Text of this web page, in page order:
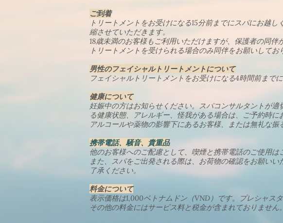
ご到着
トリートメントをお受けになる15分前までにスパにお越
縮させていただきます。
18歳未満のお客様もご利用いただけますが、保護者の同
トリートメントを受けられる場合のみ同伴をお願いして
男性のフェイシャルトリートメントについて
フェイシャルトリートメントをお受けになる4時間前まで
健康について
妊娠中の方はお知らせください。スパコンサルタントが
る健康状態、アレルギー、怪我がある場合は、ご予約時に
アルコールや薬物の影響下にあるお客様、または無礼な
携帯電話、騒音、貴重品
他のお客様へのご配慮として、喫煙と携帯電話のご使用
また、スパをご出発される際は、お荷物の確認をお願い
了承ください。
料金について
表示価格は1,000ベトナムドン（VND）です。プレシャス
その他の料金にはサービス料と税金が含まれておりません。